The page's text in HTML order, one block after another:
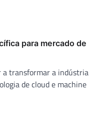
para mercado de
a transformar a indústria
de cloud e machine